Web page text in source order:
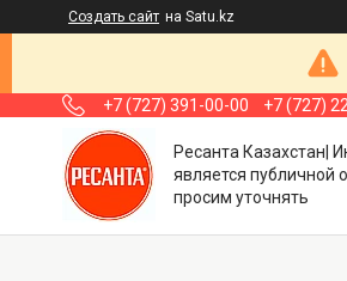
Создать сайт на Satu.kz
+7 (727) 391-00-00 +7 (727)
Ресанта Казахстан|
является публичной
просим уточнять